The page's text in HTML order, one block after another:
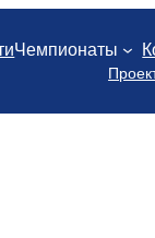
Чемпионаты